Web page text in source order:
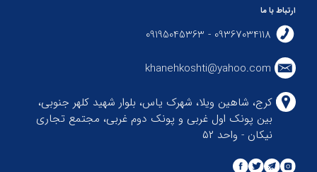
ارتباط با ما
09367034118 - 09195045363
khanehkoshti@yahoo.com
کرج، شاهین ویلا، شهرک یاس، بلوار شهید کلهر جنوبی،
بین پونک اول غربی و پونک دوم غربی، مجتمع تجاری
نیکان - واحد ۵۲